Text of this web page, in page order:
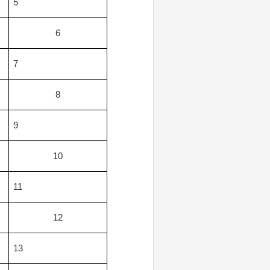
5
6
7
8
9
10
11
12
13